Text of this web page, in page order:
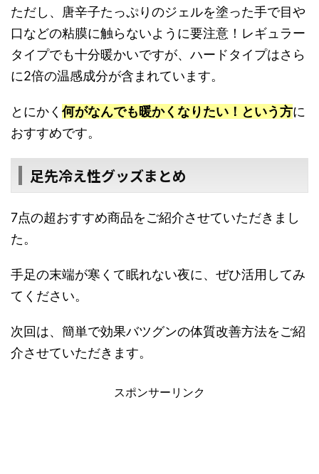
ただし、唐辛子たっぷりのジェルを塗った手で目や
口などの粘膜に触らないように要注意！レギュラー
タイプでも十分暖かいですが、ハードタイプはさら
に2倍の温感成分が含まれています。
とにかく 何がなんでも暖かくなりたい！という方に
おすすめです。
足先冷え性グッズまとめ
7点の超おすすめ商品をご紹介させていただきまし
た。
手足の末端が寒くて眠れない夜に、ぜひ活用してみ
てください。
次回は、簡単で効果バツグンの体質改善方法をご紹
介させていただきます。
スポンサーリンク